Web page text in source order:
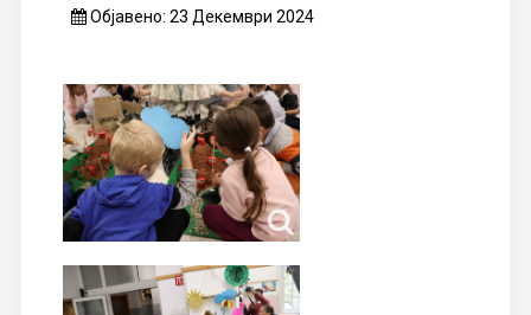
Објавено: 23 Декември 2024